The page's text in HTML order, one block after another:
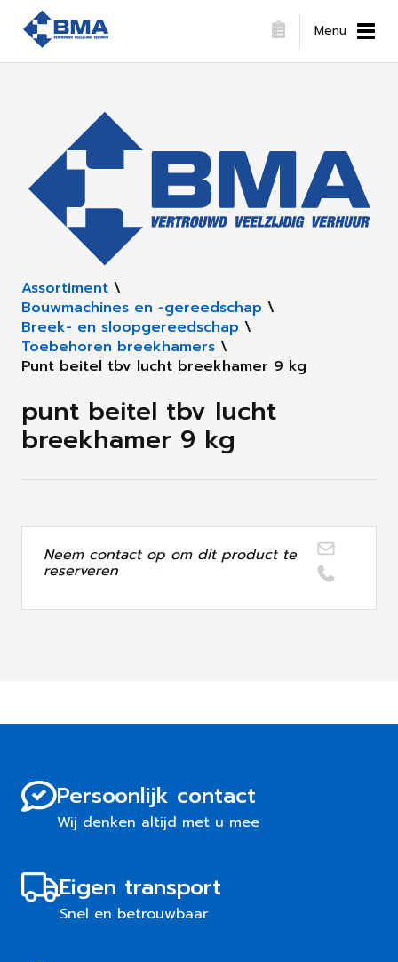
Menu
Assortiment \
Bouwmachines en -gereedschap \
Breek- en sloopgereedschap \
Toebehoren breekhamers \
Punt beitel tbv lucht breekhamer 9 kg
punt beitel tbv lucht
breekhamer 9 kg
Neem contact op om dit product te
reserveren
Persoonlijk contact
Wij denken altijd met u mee
Eigen transport
Snel en betrouwbaar